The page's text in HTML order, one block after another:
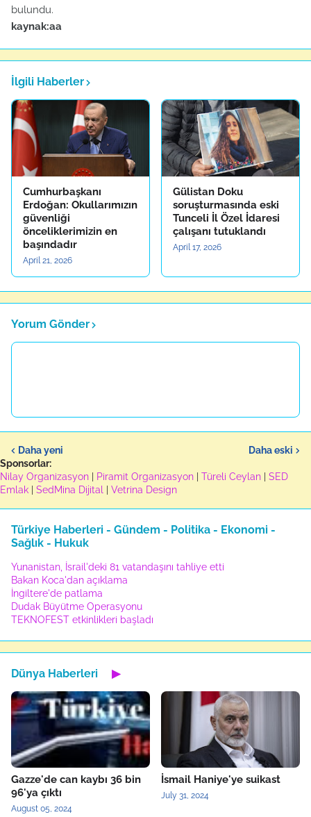
bulundu.
kaynak:aa
İlgili Haberler
Cumhurbaşkanı
Erdoğan: Okullarımızın
güvenliği
önceliklerimizin en
başındadır
April 21, 2026
Gülistan Doku
soruşturmasında eski
Tunceli İl Özel İdaresi
çalışanı tutuklandı
April 17, 2026
Yorum Gönder
Daha yeni
Daha eski
Sponsorlar:
Nilay Organizasyon
Piramit Organizasyon Türeli Ceylan
SED
Emlak
SedMina Dijital Vetrina Design
Türkiye Haberleri - Gündem - Politika - Ekonomi -
Sağlık - Hukuk
Yunanistan, İsrail'deki 81 vatandaşını tahliye etti
Bakan Koca'dan açıklama
İngiltere'de patlama
Dudak Büyütme Operasyonu
TEKNOFEST etkinlikleri başladı
Dünya Haberleri ▶
Gazze'de can kaybı 36 bin
96'ya çıktı
August 05, 2024
İsmail Haniye'ye suikast
July 31, 2024